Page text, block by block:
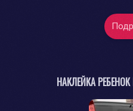
НАКЛЕЙКА